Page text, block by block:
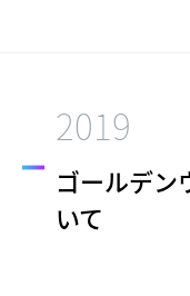
2019
ゴールデン
いて